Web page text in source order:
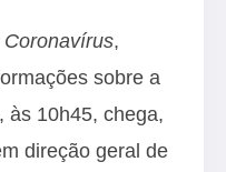
,
sobre a
às 10h45, chega,
direção geral de